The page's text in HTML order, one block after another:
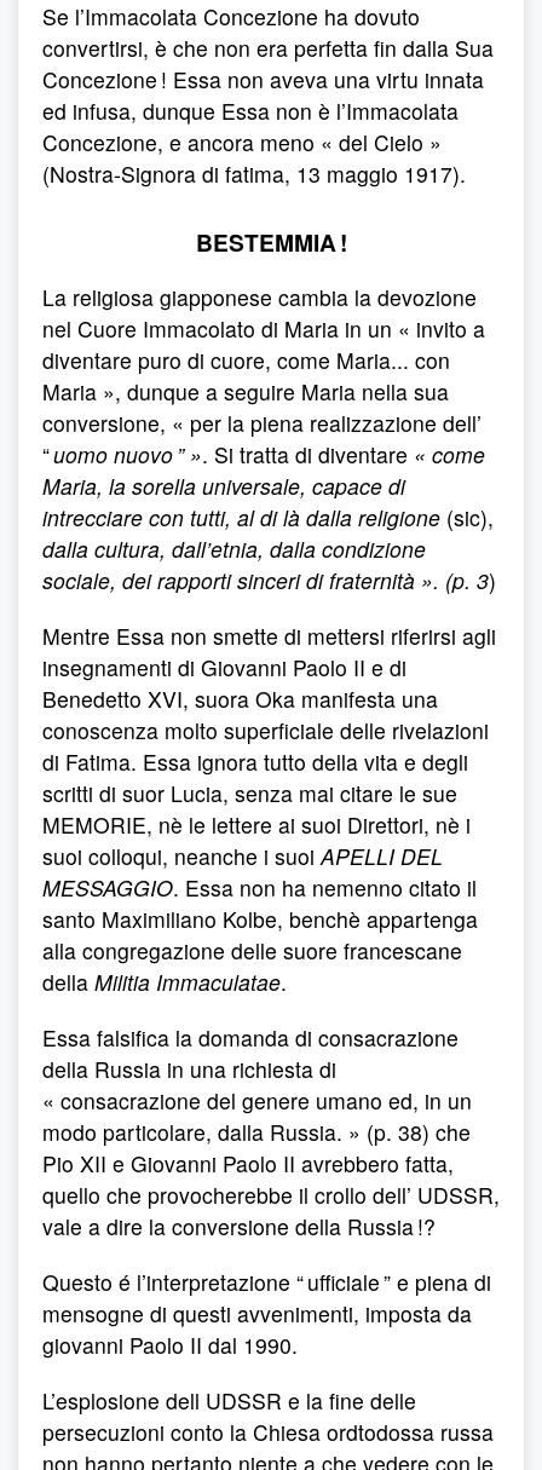
Se l’Immacolata Concezione ha dovuto
convertirsi, è che non era perfetta fin dalla Sua
Concezione ! Essa non aveva una virtu innata
ed infusa, dunque Essa non è l’Immacolata
Concezione, e ancora meno « del Cielo »
(Nostra-Signora di fatima, 13 maggio 1917).
BESTEMMIA !
La religiosa giapponese cambia la devozione
nel Cuore Immacolato di Maria in un « invito a
diventare puro di cuore, come Maria... con
Maria », dunque a seguire Maria nella sua
conversione, « per la piena realizzazione dell’
“uomo nuovo ” ». Si tratta di diventare « come
Maria, la sorella universale, capace di
intrecciare con tutti, al di là dalla religione (sic),
dalla cultura, dall’etnia, dalla condizione
sociale, dei rapporti sinceri di fraternità ». (p. 3)
Mentre Essa non smette di mettersi riferirsi agli
insegnamenti di Giovanni Paolo II e di
Benedetto XVI, suora Oka manifesta una
conoscenza molto superficiale delle rivelazioni
di Fatima. Essa ignora tutto della vita e degli
scritti di suor Lucia, senza mai citare le sue
MEMORIE, nè le lettere ai suoi Direttori, nè i
suoi colloqui, neanche i suoiAPELLI DEL
MESSAGGIO. Essa non ha nemenno citato il
santo Maximiliano Kolbe, benchè appartenga
alla congregazione delle suore francescane
della Militia Immaculatae.
Essa falsifica la domanda di consacrazione
della Russia in una richiesta di
« consacrazione del genere umano ed, in un
modo particolare, dalla Russia. » (p. 38) che
Pio XII e Giovanni Paolo II avrebbero fatta,
quello che provocherebbe il crollo dell’ UDSSR,
vale a dire la conversione della Russia !?
Questo é l’interpretazione “ ufficiale ” e piena di
mensogne di questi avvenimenti, imposta da
giovanni Paolo II dal 1990.
L’esplosione dell UDSSR e la fine delle
persecuzioni conto la Chiesa ordtodossa russa
non hanno pertanto niente a che vedere con le